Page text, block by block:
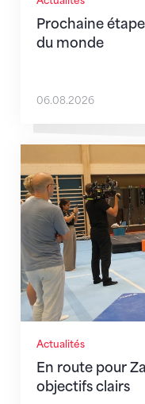
Prochaine
du monde
06.08.2026
Actualités
En route pour
objectifs clairs
En route pour